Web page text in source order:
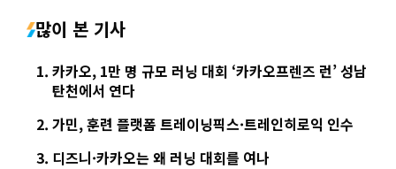
많이 본 기사
카카오, 1만 명 규모 러닝 대회 ‘카카오프렌즈 런’ 성남
탄천에서 연다
가민, 훈련 플랫폼 트레이닝픽스·트레인히로익 인수
디즈니·카카오는 왜 러닝 대회를 여나